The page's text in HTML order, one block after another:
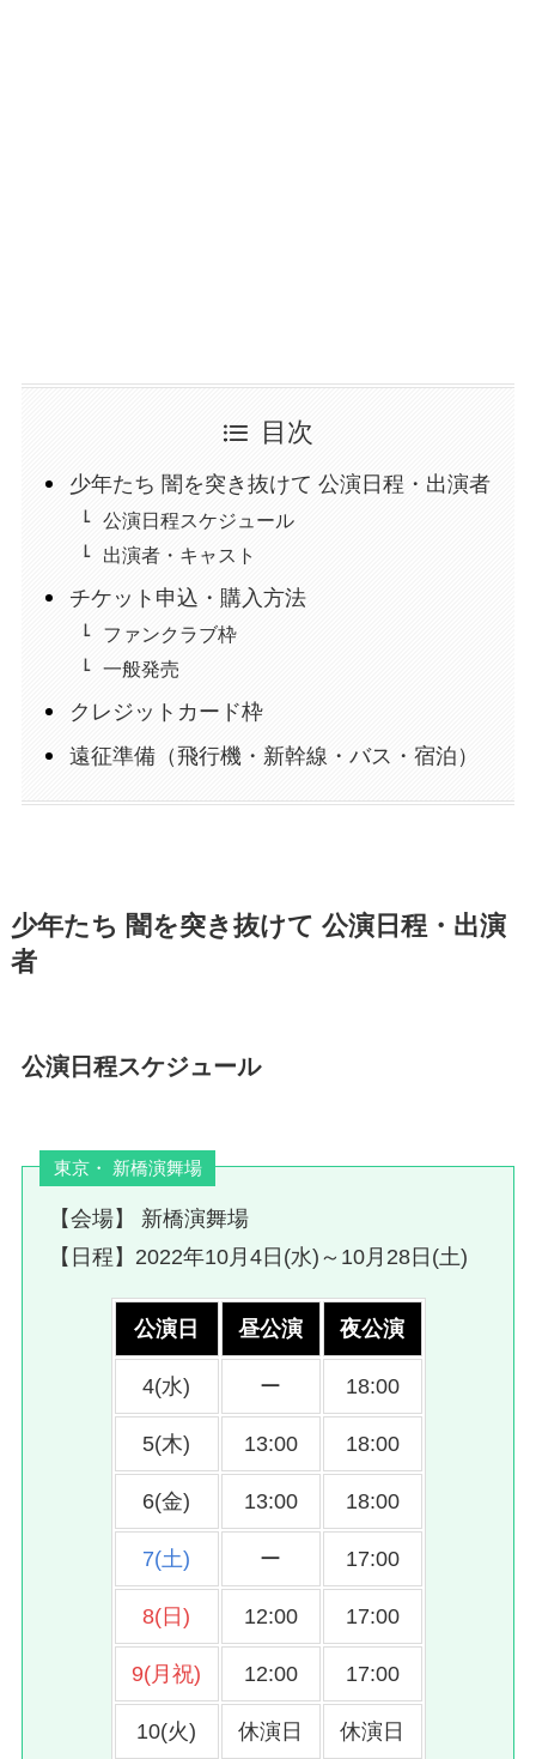
目次
少年たち 闇を突き抜けて 公演日程・出演者
公演日程スケジュール
出演者・キャスト
チケット申込・購入方法
ファンクラブ枠
一般発売
クレジットカード枠
遠征準備（飛行機・新幹線・バス・宿泊）
少年たち 闇を突き抜けて 公演日程・出演
者
公演日程スケジュール
東京・ 新橋演舞場
【会場】 新橋演舞場
【日程】2022年10月4日(水)～10月28日(土)
公演日 昼公演 夜公演
4(水) ー 18:00
5(木) 13:00 18:00
6(金) 13:00 18:00
7(土) ー 17:00
8(日) 12:00 17:00
9(月祝) 12:00 17:00
10(火) 休演日 休演日